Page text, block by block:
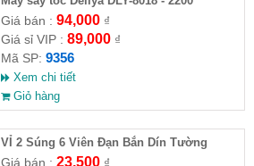
Giá bán : 94,000₫
Giá sỉ VIP : 89,000₫
Mã SP: 9356
Xem chi tiết
Giỏ hàng
VỈ 2 Súng 6 Viên Đạn Bắn Dín Tường
Giá bán : 23,500₫